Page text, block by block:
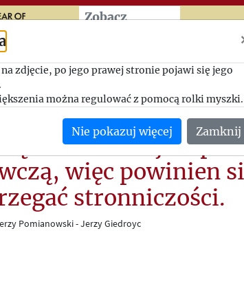
Przeskocz do treści
Zobacz
ma prawo do
stronniczości,
z pozycji
Hellera jest
więc powinien
stronniczości.
Pomianowski - Jerzy Giedroyc
zdjęcie, po jego prawej stronie pojawi się jego
można regulować z pomocą rolki myszki.
Nie pokazuj więcej Zamknij